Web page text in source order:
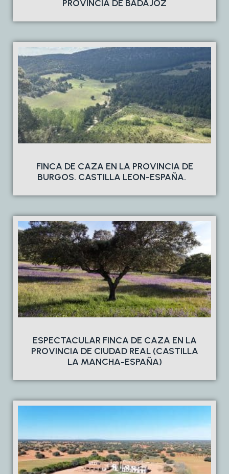
PROVINCIA DE BADAJOZ
FINCA DE CAZA EN LA PROVINCIA DE
BURGOS. CASTILLA LEON-ESPAÑA.
ESPECTACULAR FINCA DE CAZA EN LA
PROVINCIA DE CIUDAD REAL (CASTILLA
LA MANCHA-ESPAÑA)